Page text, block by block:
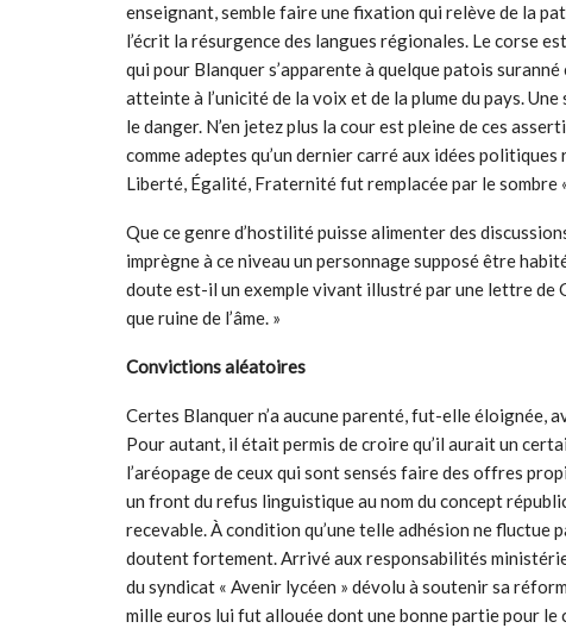
enseignant, semble faire une fixation qui relève de la
l’écrit la résurgence des langues régionales. Le corse
qui pour Blanquer s’apparente à quelque patois
atteinte à l’unicité de la voix et de la plume du pays.
le danger. N’en jetez plus la cour est pleine de ces
comme adeptes qu’un dernier carré aux idées
Liberté, Égalité, Fraternité fut remplacée par le sombre
Que ce genre d’hostilité puisse alimenter des
imprègne à ce niveau un personnage supposé être
doute est-il un exemple vivant illustré par une lettre de
que ruine de l’âme. »
Convictions aléatoires
Certes Blanquer n’a aucune parenté, fut-elle éloignée,
Pour autant, il était permis de croire qu’il aurait un
l’aréopage de ceux qui sont sensés faire des offres
un front du refus linguistique au nom du concept
recevable. À condition qu’une telle adhésion ne fluctue
doutent fortement. Arrivé aux responsabilités
du syndicat « Avenir lycéen » dévolu à soutenir sa
mille euros lui fut allouée dont une bonne partie pour